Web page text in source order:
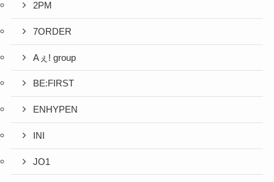
2PM
7ORDER
Aぇ! group
BE:FIRST
ENHYPEN
INI
JO1